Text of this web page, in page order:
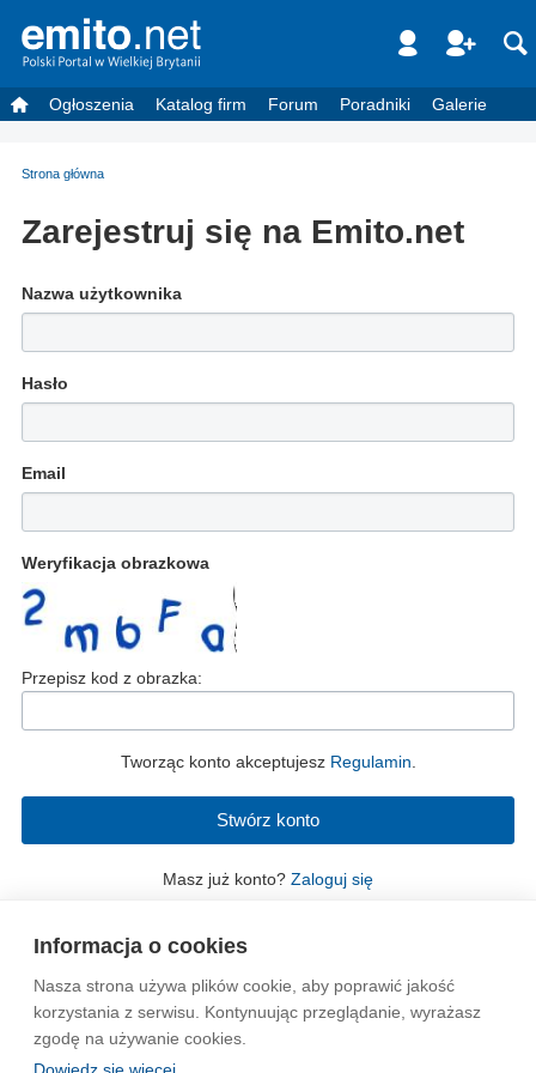
Informacja o cookies
Nasza strona używa plików cookie, aby poprawić jakość
korzystania z serwisu. Kontynuując przeglądanie, wyrażasz
zgodę na używanie cookies.
Ogłoszenia Katalog firm Forum Poradniki Galerie
Strona główna
Zarejestruj się na Emito.net
Nazwa użytkownika
Hasło
Email
Weryfikacja obrazkowa
Przepisz kod z obrazka:
Tworząc konto akceptujesz Regulamin
Masz już konto? Zaloguj się
Wytyczne dla społeczności Regulamin Prywatność
Reklama Kontakt